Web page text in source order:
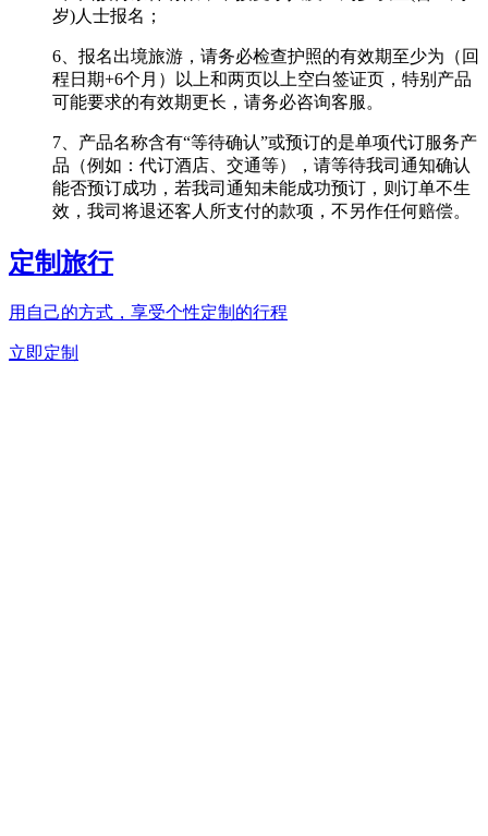
岁)人士报名；
6、报名出境旅游，请务必检查护照的有效期至少为（回
程日期+6个月）以上和两页以上空白签证页，特别产品
可能要求的有效期更长，请务必咨询客服。
7、产品名称含有“等待确认”或预订的是单项代订服务产
品（例如：代订酒店、交通等），请等待我司通知确认
能否预订成功，若我司通知未能成功预订，则订单不生
效，我司将退还客人所支付的款项，不另作任何赔偿。
定制旅行
用自己的方式，享受个性定制的行程
立即定制